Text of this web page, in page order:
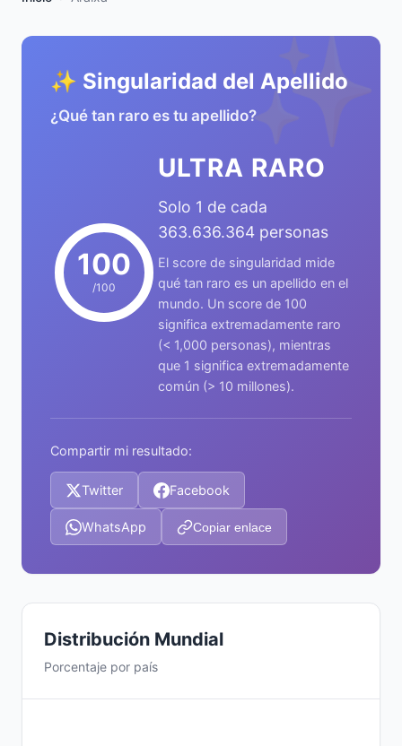
✨
✨ Singularidad del Apellido
¿Qué tan raro es tu apellido?
100
/100
ULTRA RARO
Solo 1 de cada
363.636.364 personas
El score de singularidad mide
qué tan raro es un apellido en el
mundo. Un score de 100
significa extremadamente raro
(< 1,000 personas), mientras
que 1 significa extremadamente
común (> 10 millones).
Compartir mi resultado:
Twitter Facebook
WhatsApp Copiar enlace
Distribución Mundial
Porcentaje por país